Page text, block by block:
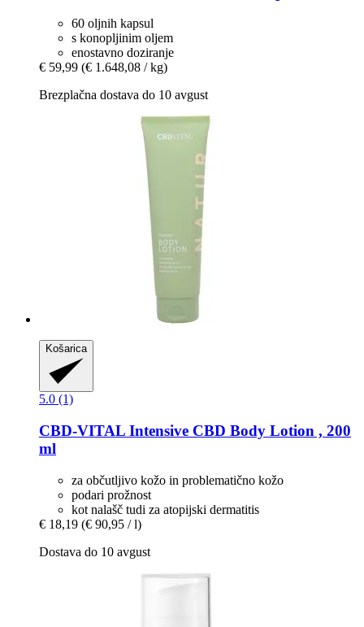
60 oljnih kapsul
s konopljinim oljem
enostavno doziranje
€ 59,99 (€ 1.648,08 / kg)
Brezplačna dostava do 10 avgust
Košarica
5.0 (1)
CBD-VITAL Intensive CBD Body Lotion , 200
ml
za občutljivo kožo in problematično kožo
podari prožnost
kot nalašč tudi za atopijski dermatitis
€ 18,19 (€ 90,95 / l)
Dostava do 10 avgust